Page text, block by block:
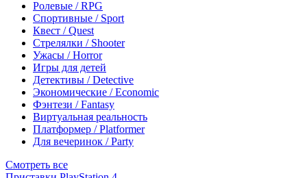
Ролевые / RPG
Спортивные / Sport
Квест / Quest
Стрелялки / Shooter
Ужасы / Horror
Игры для детей
Детективы / Detective
Экономические / Economic
Фэнтези / Fantasy
Виртуальная реальность
Платформер / Platformer
Для вечеринок / Party
Смотреть все